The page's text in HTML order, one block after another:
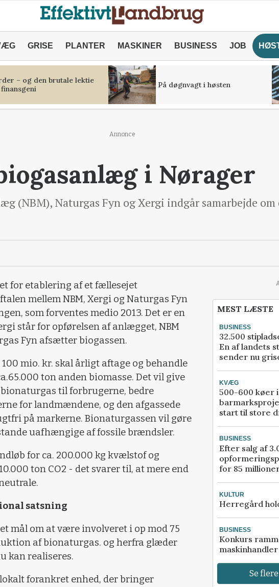
GRISE PLANTER MASKINER BUSINESS JOB
– og den brutale lektie
På døgnvagt i høsten
Annonce
i Nørager
(NBM), Naturgas Fyn og Xergi indgår samarbejde
for etablering af et fællesejet
mellem NBM, Xergi og Naturgas Fyn
som forventes medio 2013. Det er en
står for opførelsen af anlægget, NBM
Fyn afsætter biogassen.
mio. kr. skal årligt aftage og behandle
ton anden biomasse. Det vil give
til forbrugerne, bedre
for landmændene, og den afgassede
på markerne. Bionaturgassen vil gøre
uafhængige af fossile brændsler.
for ca. 200.000 kg kvælstof og
ton CO2 - det svarer til, at mere end
satsning
mål om at være involveret i op mod 75
af bionaturgas. og herfra glæder
kan realiseres.
forankret enhed, der bringer
MEST LÆSTE
BUSINESS
32.500
En af landets
sender nu
KVÆG
500-600 køer
start til store
BUSINESS
Efter salg af
for 85
KULTUR
Herregård
BUSINESS
Konkurs
Se